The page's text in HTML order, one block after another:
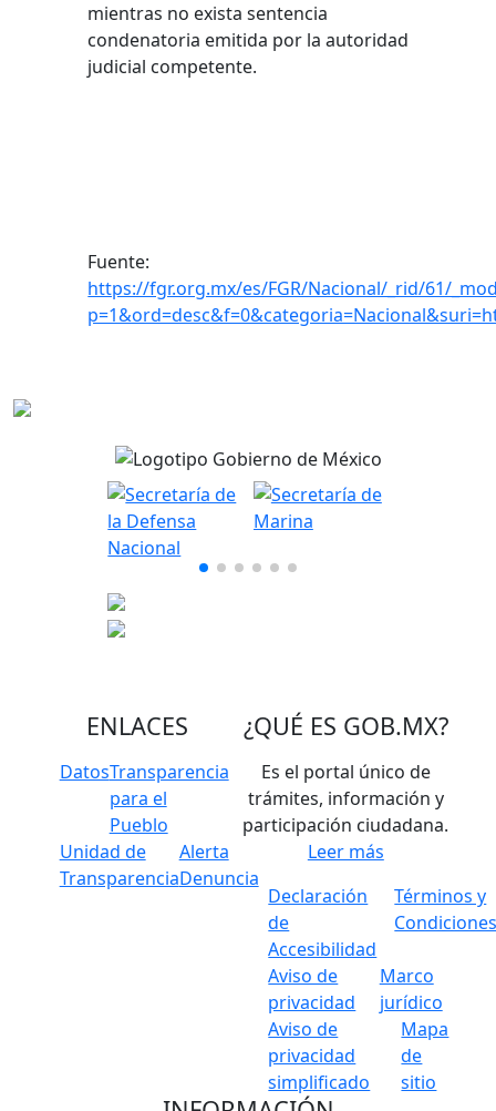
mientras no exista sentencia
condenatoria emitida por la autoridad
judicial competente.
Fuente:
https://fgr.org.mx/es/FGR/Nacional/_rid/61/
ENLACES
DatosTransparencia
para el
Pueblo
Unidad de
Transparencia
Alerta
Denuncia
¿QUÉ ES GOB.MX?
Es el portal único de
trámites, información y
participación ciudadana.
Leer más
Declaración
de
Accesibilidad
Términos y
Aviso de
privacidad
Marco
jurídico
Aviso de
privacidad
simplificado
Mapa
de
sitio